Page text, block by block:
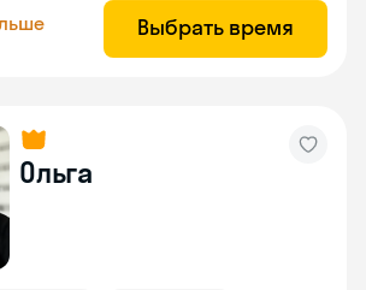
Выбрать время
Ольга